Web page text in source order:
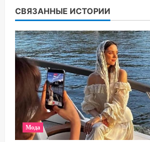
СВЯЗАННЫЕ ИСТОРИИ
Мода